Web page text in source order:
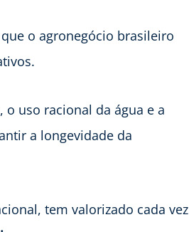
o agronegócio brasileiro
uso racional da água e a
a longevidade da
tem valorizado cada vez